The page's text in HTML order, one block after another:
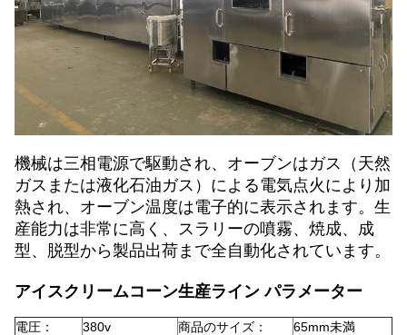
機械は三相電源で駆動され、オーブンはガス（天然
ガスまたは液化石油ガス）による電気点火により加
熱され、オーブン温度は電子的に表示されます。生
産能力は非常に高く、スラリーの噴霧、焼成、成
型、脱型から製品出荷まで全自動化されています。
アイスクリームコーン生産ライン パラメーター
電圧： 380v 商品のサイズ：
65mm未満